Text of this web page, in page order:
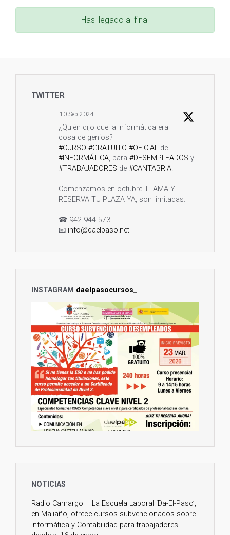
Has llegado al final
TWITTER
10 Sep 2024
¿Quién dijo que la informática era
cosa de genios?
#CURSO #GRATUITO #OFICIAL de
#INFORMÁTICA, para #DESEMPLEADOS y
#TRABAJADORES de #CANTABRIA.
Comenzamos en octubre. LLAMA Y
RESERVA TU PLAZA YA, son limitadas.
☎ 942 944 573
📧 info@daelpaso.net
informaticos-cantabria-i...
12 Ago 2024
¡Aprovecha esta oportunidad!
#CURSO #GRATUITO #SUBVENCIONADO
de#AUXILIAR #ADMINISTRATIVO, para
#DESEMPLEADOS y #TRABAJADORESde
#CANTABRIA.
Comenzamos en septiembre. LLAMA Y
RESERVA TU PLAZA YA, son limitadas.
☎ 942 944 573
📧info@daelpaso.net
🌐https://daelpaso.net/curso-auxiliar-
administrativo-cantabria...
1 2 Twitter
Feliz Año Nuevo!
Por un 2024 lleno de nuevas esperanzas
y oportunidades.
DA EL PASO a tu futuro con la nueva
INSTAGRAM daelpasocursos_
NOTICIAS
Radio Camargo – La Escuela Laboral ‘Da-El-Paso’,
en Maliaño, ofrece cursos subvencionados sobre
Informática y Contabilidad para trabajadores